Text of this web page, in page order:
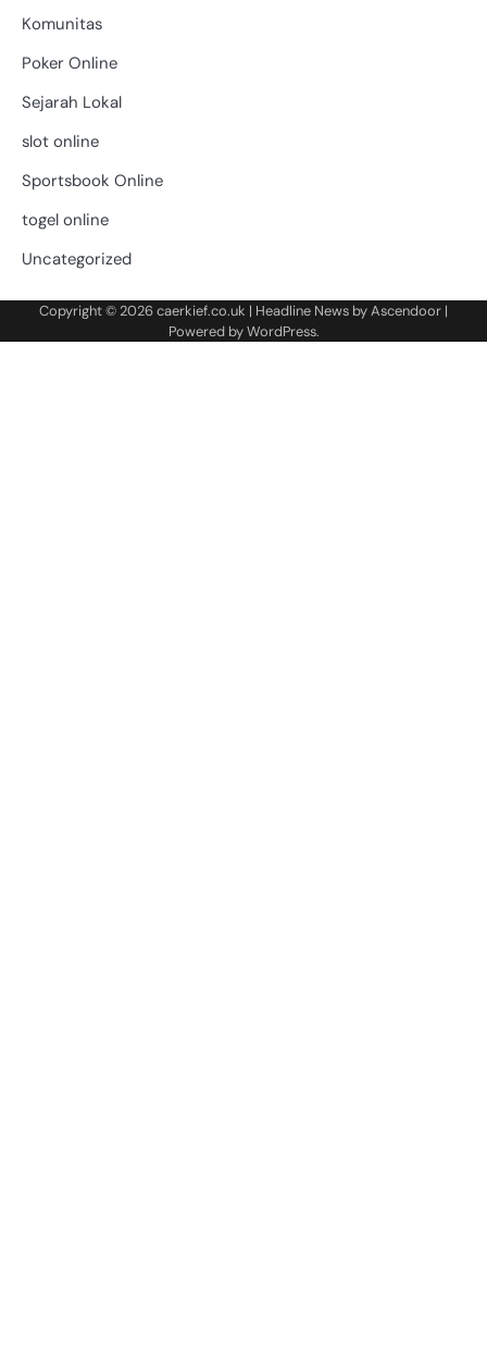
Komunitas
Poker Online
Sejarah Lokal
slot online
Sportsbook Online
togel online
Uncategorized
Copyright © 2026caerkief.co.uk | Headline News byAscendoor |
Powered byWordPress.